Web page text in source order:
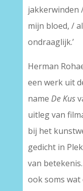
jakkerwinden
mijn bloed, /
ondraaglijk.’
Herman
een werk uit
name De Kus
uitleg van
bij het
gedicht in
van betekenis.
ook soms wat